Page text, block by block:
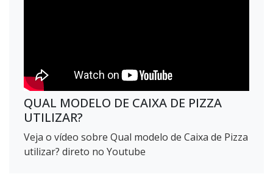
QUAL MODELO DE CAIXA DE PIZZA
UTILIZAR?
Veja o vídeo sobre Qual modelo de Caixa de Pizza
utilizar? direto no Youtube